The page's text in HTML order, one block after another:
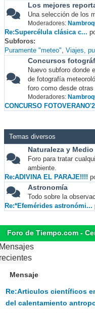
Los mejores
Una selección de los
Moderadores:
Re:Supercélula clásica c...
Subforos
Puramente "meteo" Viajes,
Concursos
Nuevo subforo donde
de fotografía
foro como desde otras
Moderadores:
CONCURSO
Temas diversos
Naturaleza y
Foro para tratar
ambiente.
Re:ADIVINA EL PARAJE!!!!
Astronomía
Todo sobre la
Re:*Efemérides astronómi...
Foro de Tiempo.com -
Mensaje
Re:Articulos científicos
del calentamiento